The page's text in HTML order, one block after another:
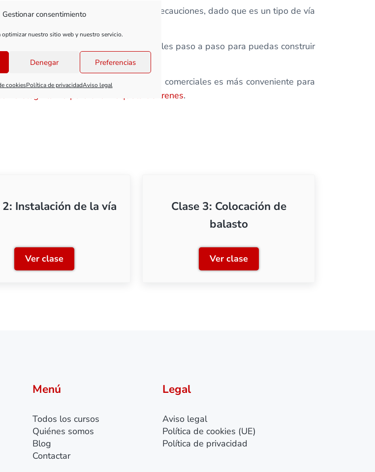
Gestionar consentimiento
nuestro sitio web y nuestro servicio.
Denegar Preferencias
cookiesPolítica de privacidadAviso legal
lo cual hay que tomar algunas precauciones, dado que es un tipo de vía
esto. Como siempre, en videotutoriales paso a paso para puedas construir
la vía y no sabes cuál de las gamas comerciales es más conveniente para
Cómo elegir la vía para una maqueta de trenes.
base de vía
2: Instalación de la vía
Ver claseClase 2: Instalación de la vía
Clase 3: Colocación de
balasto
Ver claseClase 3: Colocación de balasto
Menú
Todos los cursos
Quiénes somos
Blog
Contactar
Legal
Aviso legal
Política de cookies (UE)
Política de privacidad